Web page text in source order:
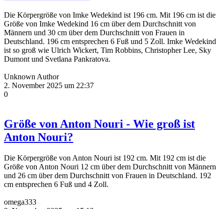
Die Körpergröße von Imke Wedekind ist 196 cm. Mit 196 cm ist die
Größe von Imke Wedekind 16 cm über dem Durchschnitt von
Männern und 30 cm über dem Durchschnitt von Frauen in
Deutschland. 196 cm entsprechen 6 Fuß und 5 Zoll. Imke Wedekind
ist so groß wie Ulrich Wickert, Tim Robbins, Christopher Lee, Sky
Dumont und Svetlana Pankratova.
Unknown Author
2. November 2025 um 22:37
0
Größe von Anton Nouri - Wie groß ist
Anton Nouri?
Die Körpergröße von Anton Nouri ist 192 cm. Mit 192 cm ist die
Größe von Anton Nouri 12 cm über dem Durchschnitt von Männern
und 26 cm über dem Durchschnitt von Frauen in Deutschland. 192
cm entsprechen 6 Fuß und 4 Zoll.
omega333